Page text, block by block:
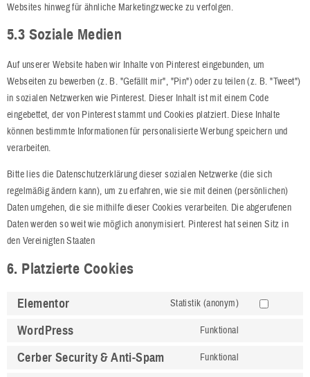
Websites hinweg für ähnliche Marketingzwecke zu verfolgen.
5.3 Soziale Medien
Auf unserer Website haben wir Inhalte von Pinterest eingebunden, um
Webseiten zu bewerben (z. B. "Gefällt mir", "Pin") oder zu teilen (z. B. "Tweet")
in sozialen Netzwerken wie Pinterest. Dieser Inhalt ist mit einem Code
eingebettet, der von Pinterest stammt und Cookies platziert. Diese Inhalte
können bestimmte Informationen für personalisierte Werbung speichern und
verarbeiten.
Bitte lies die Datenschutzerklärung dieser sozialen Netzwerke (die sich
regelmäßig ändern kann), um zu erfahren, wie sie mit deinen (persönlichen)
Daten umgehen, die sie mithilfe dieser Cookies verarbeiten. Die abgerufenen
Daten werden so weit wie möglich anonymisiert. Pinterest hat seinen Sitz in
den Vereinigten Staaten
6. Platzierte Cookies
Elementor Statistik (anonym)
WordPress Funktional
Cerber Security & Anti-Spam Funktional